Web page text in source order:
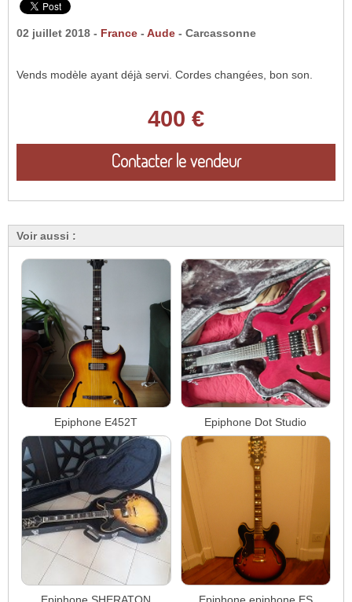
02 juillet 2018 - France - Aude - Carcassonne
Vends modèle ayant déjà servi. Cordes changées, bon son.
400 €
Contacter le vendeur
Voir aussi :
Epiphone E452T Epiphone Dot Studio
Epiphone SHERATON Epiphone epiphone ES